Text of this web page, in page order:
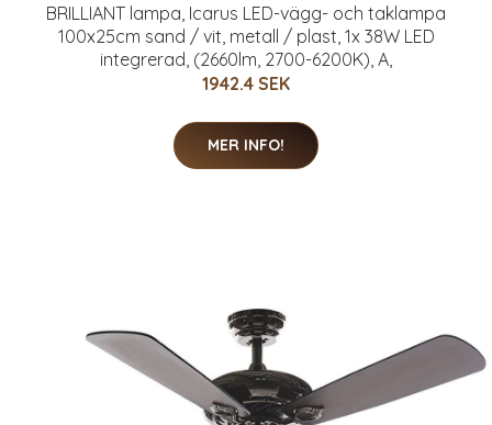
BRILLIANT lampa, Icarus LED-vägg- och taklampa
100x25cm sand / vit, metall / plast, 1x 38W LED
integrerad, (2660lm, 2700-6200K), A,
1942.4 SEK
MER INFO!